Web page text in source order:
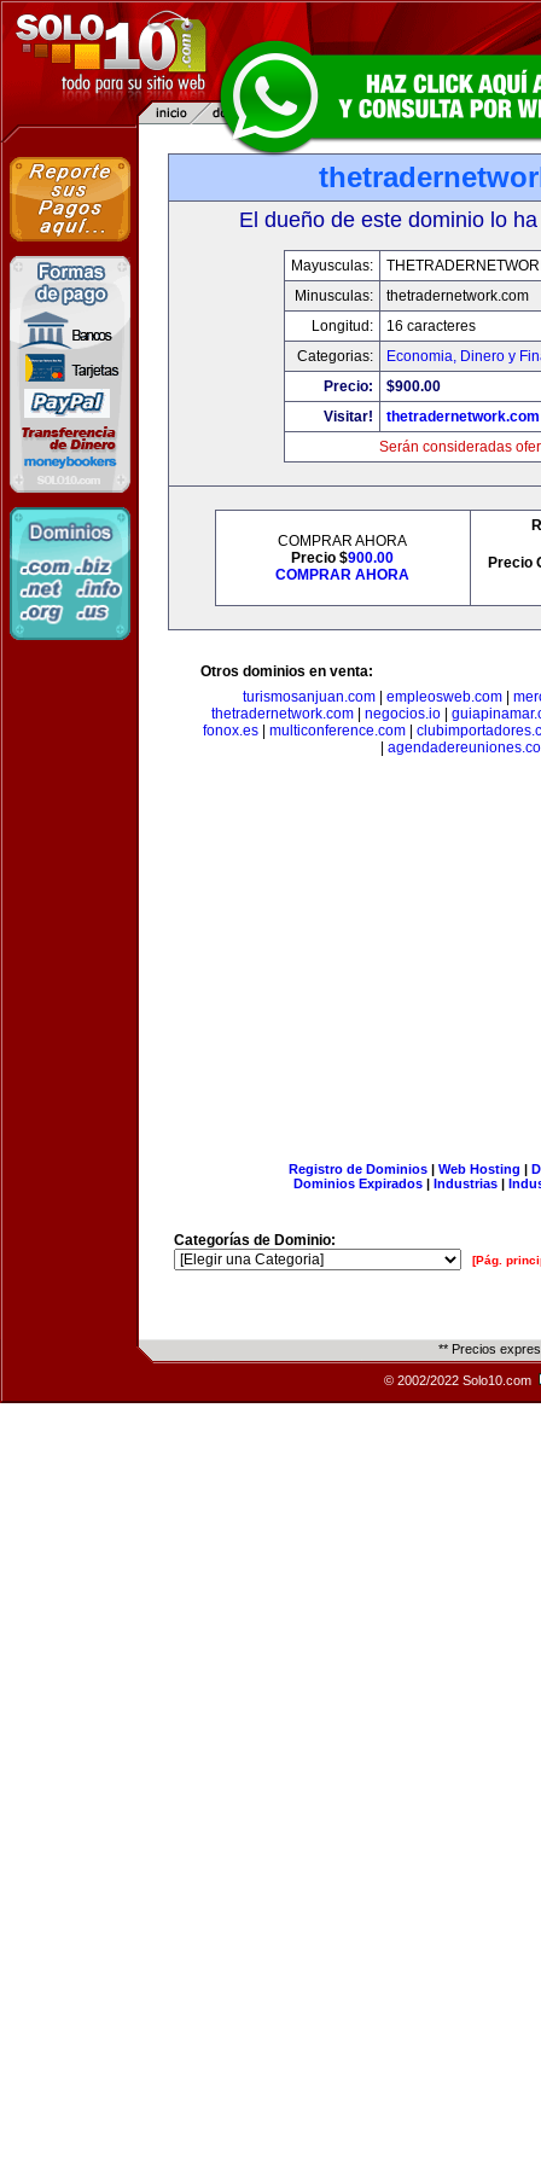
El dueño de este dominio lo
Mayusculas:
Minusculas:
thetradernetwork.com
Longitud:
16 caracteres
Categorias:
Economia, Dinero y
Precio:
$900.00
Visitar!
thetradernetwork.com
Serán consideradas
COMPRAR AHORA
Precio $900.00
COMPRAR AHORA
Precio
Otros dominios en venta:
turismosanjuan.com| empleosweb.com|
thetradernetwork.com
negocios.io
fonox.es| multiconference.com|
Registro de Dominios| Web Hosting |
Dominios Expirados | Industrias |
Categorías de Dominio:
[Pág.
** Precios
© 2002/2022 Solo10.com